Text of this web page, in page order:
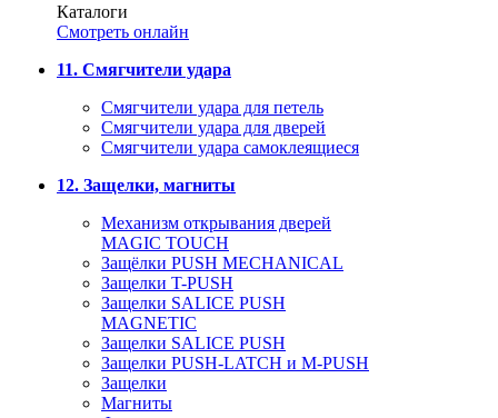
Каталоги
Смотреть онлайн
11. Смягчители удара
Смягчители удара для петель
Смягчители удара для дверей
Cмягчители удара самоклеящиеся
12. Защелки, магниты
Механизм открывания дверей
MAGIC TOUCH
Защёлки PUSH MECHANICAL
Защелки T-PUSH
Защелки SALICE PUSH
MAGNETIC
Защелки SALICE PUSH
Защелки PUSH-LATCH и M-PUSH
Защелки
Магниты